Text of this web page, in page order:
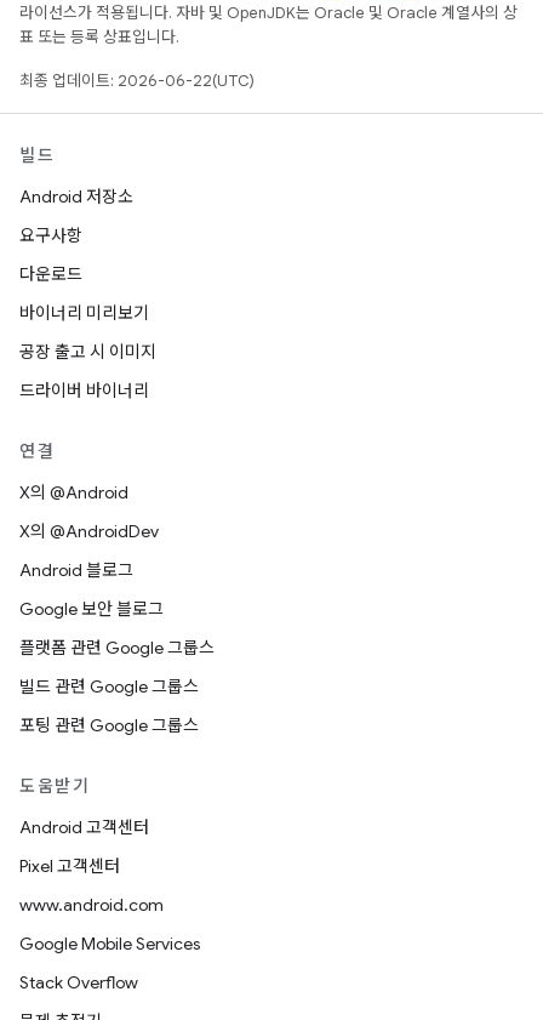
라이선스가 적용됩니다. 자바 및 OpenJDK는 Oracle 및 Oracle 계열사의 상
표 또는 등록 상표입니다.
최종 업데이트: 2026-06-22(UTC)
빌드
Android 저장소
요구사항
다운로드
바이너리 미리보기
공장 출고 시 이미지
드라이버 바이너리
연결
X의 @Android
X의 @AndroidDev
Android 블로그
Google 보안 블로그
플랫폼 관련 Google 그룹스
빌드 관련 Google 그룹스
포팅 관련 Google 그룹스
도움받기
Android 고객센터
Pixel 고객센터
www.android.com
Google Mobile Services
Stack Overflow